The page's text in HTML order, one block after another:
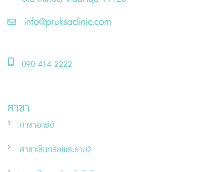
info@pruksaclinic.com
090 414 2222
สาขา
สาขาอารีย์
สาขาเซ็นทรัลพระราม2